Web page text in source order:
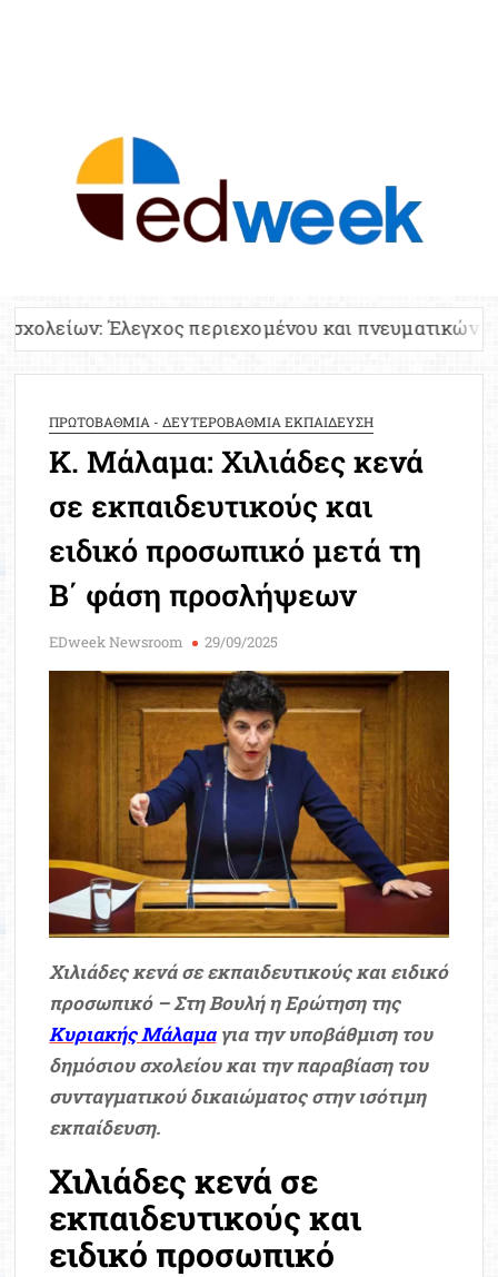
περιεχομένου και πνευματικών δικαιωμάτων
ΠΡΩΤΟΒΑΘΜΙΑ - ΔΕΥΤΕΡΟΒΑΘΜΙΑ ΕΚΠΑΙΔΕΥΣΗ
Κ. Μάλαμα: Χιλιάδες κενά
σε εκπαιδευτικούς και
ειδικό προσωπικό μετά τη
Β΄ φάση προσλήψεων
EDweek Newsroom 29/09/2025
Χιλιάδες κενά σε εκπαιδευτικούς και ειδικό
προσωπικό – Στη Βουλή η Ερώτηση της
Κυριακής Μάλαμαγια την υποβάθμιση του
δημόσιου σχολείου και την παραβίαση του
συνταγματικού δικαιώματος στην ισότιμη
εκπαίδευση.
Χιλιάδες κενά σε
εκπαιδευτικούς και
ειδικό προσωπικό